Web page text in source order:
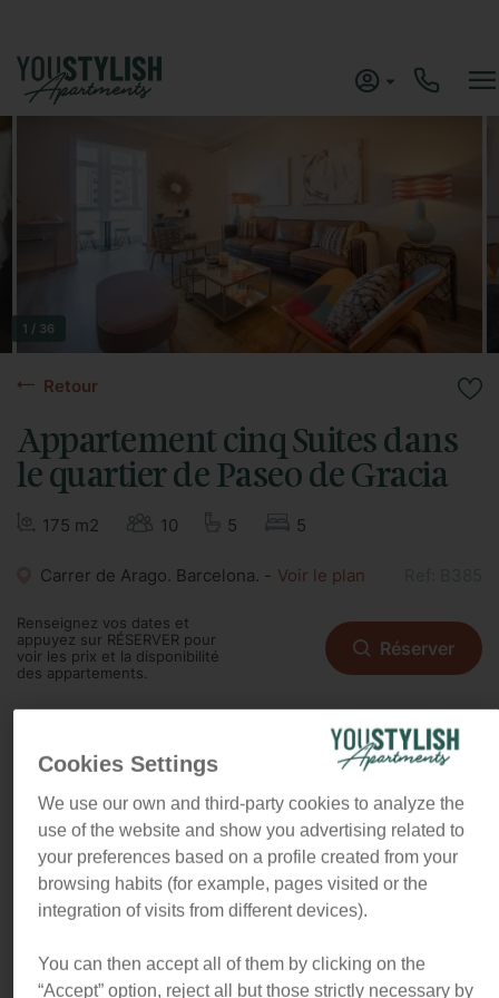
Retour
Appartement cinq Suites dans
le quartier de Paseo de Gracia
175 m2 10 5 5
Carrer de Arago. Barcelona. - Voir le plan
1 / 36
Renseignez vos dates et
appuyez sur RÉSERVER pour
voir les prix et la disponibilité
des appartements.
Réserver
"Dans cet appartement du centre
ville de 5 chambres, vous serez
surpris par la lumière naturelle.
Vous apprécierez vivre dans un
quartier sympa très proche des
principales attractions de la ville et
Cookies Settings
We use our own and third-party cookies to analyze the
use of the website and show you advertising related to
your preferences based on a profile created from your
browsing habits (for example, pages visited or the
integration of visits from different devices).
You can then accept all of them by clicking on the
“Accept” option, reject all but those strictly necessary by